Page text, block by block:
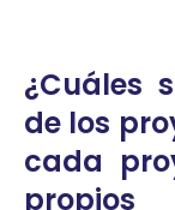
¿Cuáles
de los
cada